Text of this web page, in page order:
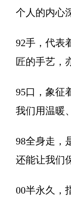
个人的内心
92手，代表
匠的手艺，
95口，象征
我们用温暖
98全身走，
还能让我们
00半永久，